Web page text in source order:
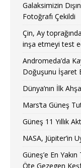
Galaksimizin
Fotoğrafı Çekildi
Çin, Ay
inşa etmeyi test
Andromeda’da
Doğuşunu İşaret
Dünya’nın İlk
Mars’ta Güneş
Güneş 11 Yıllık
NASA, Jüpiter’in
Güneş’e En
Öte Gezegen